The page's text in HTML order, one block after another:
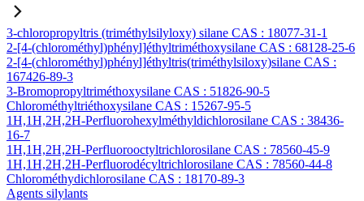
3-chloropropyltris (triméthylsilyloxy) silane CAS : 18077-31-1
2-[4-(chlorométhyl)phényl]éthyltriméthoxysilane CAS : 68128-25-6
2-[4-(chlorométhyl)phényl]éthyltris(triméthylsiloxy)silane CAS :
167426-89-3
3-Bromopropyltriméthoxysilane CAS : 51826-90-5
Chlorométhyltriéthoxysilane CAS : 15267-95-5
1H,1H,2H,2H-Perfluorohexylméthyldichlorosilane CAS : 38436-
16-7
1H,1H,2H,2H-Perfluorooctyltrichlorosilane CAS : 78560-45-9
1H,1H,2H,2H-Perfluorodécyltrichlorosilane CAS : 78560-44-8
Chlorométhydichlorosilane CAS : 18170-89-3
Agents silylants